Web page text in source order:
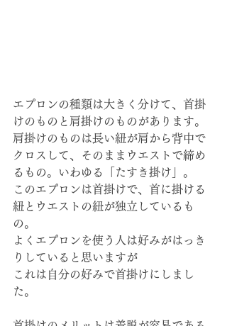
エプロンの種類は大きく分けて、首掛
けのものと肩掛けのものがあります。
肩掛けのものは長い紐が肩から背中で
クロスして、そのままウエストで締め
るもの。いわゆる「たすき掛け」。
このエプロンは首掛けで、首に掛ける
紐とウエストの紐が独立しているも
の。
よくエプロンを使う人は好みがはっき
りしていると思いますが
これは自分の好みで首掛けにしまし
た。